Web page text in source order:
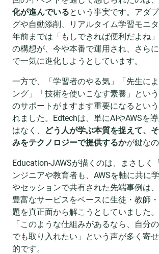
化が進んでいるという事実です。アダ
グや自動添削、リアルタイム学習モニ
年前までは「もしできれば便利だよね
の構想が、今や本番で運用され、さら
で一気に進化しようとしています。
一方で、「学習者のやる気」「先生に
ング」「技術を使いこなす素養」とい
のサポートがますます重要になるとい
れました。Edtechは、単にAIやAWSを
はなく、
どう人が学ぶ本質を捉えて、
みをテクノロジーで提供するかが鍵なの
Education-JAWSが描くのは、まさしく
ンジニアや教育者も、AWSを軸に共に
やセッションで共有された先端事例は
豊富なサービスをベースに生徒・教師
題を真正面から解こうとしていました
「このような仕組みがあるなら、自分
でも取り入れたい」という声が多く寄
的です。